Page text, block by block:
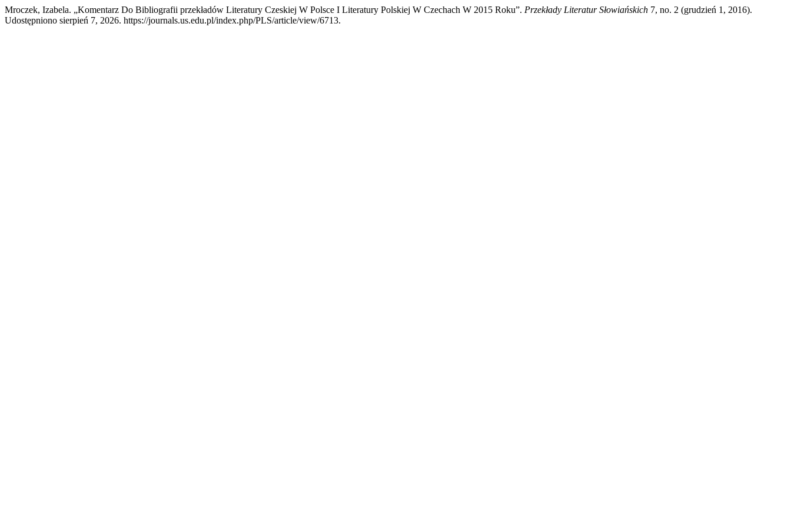
Mroczek, Izabela. „Komentarz Do Bibliografii przekładów Literatury Czeskiej W Polsce I Literatury Polskiej W Czechach W 2015 Roku”. Przekłady Literatur Słowiańskich 7, no. 2 (grudzień 1, 2016).
Udostępniono sierpień 7, 2026. https://journals.us.edu.pl/index.php/PLS/article/view/6713.